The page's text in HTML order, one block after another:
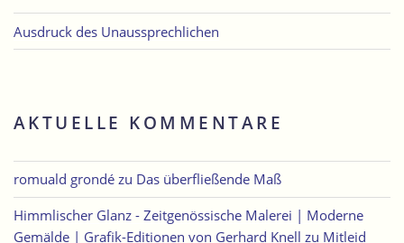
Ausdruck des Unaussprechlichen
AKTUELLE KOMMENTARE
romuald grondé zu Das überfließende Maß
Himmlischer Glanz - Zeitgenössische Malerei | Moderne
Gemälde | Grafik-Editionen von Gerhard Knell zu Mitleid